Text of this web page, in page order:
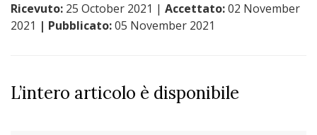
Ricevuto: 25 October 2021 | Accettato:02 November
2021 | Pubblicato:05 November 2021
L’intero articolo è disponibile